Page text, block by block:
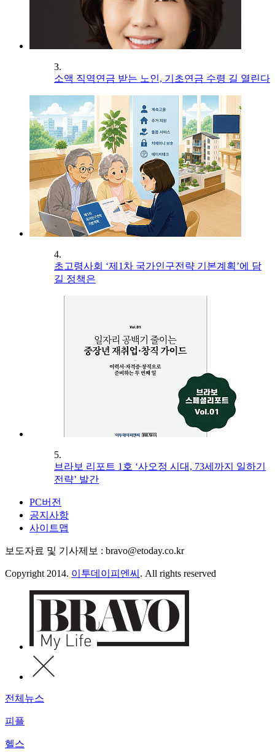
3.
소액 직역연금 받는 노인, 기초연금 수령 길 열린다
4.
초고령사회 ‘제1차 국가인구전략 기본계획’에 담
길 정책은
5.
브라보 리포트 1호 ‘사오정 시대, 73세까지 일하기
전략’ 발간
PC버전
공지사항
사이트맵
보도자료 및 기사제보 : bravo@etoday.co.kr
Copyright 2014. 이투데이피엔씨 . All rights reserved
전체뉴스
피플
헬스